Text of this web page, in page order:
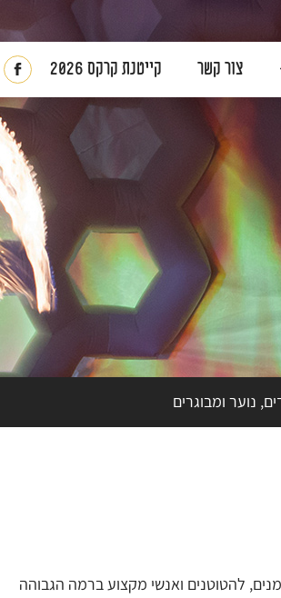
לעמוד
הפייסבוק
פלורנטין
צור קשר קייטנת קרקס 2026
נוער ומבוגרים
להטוטנים ואנשי מקצוע ברמה הגבוהה